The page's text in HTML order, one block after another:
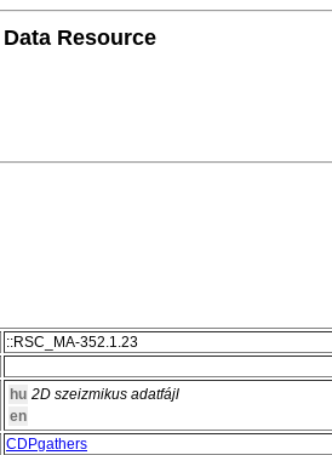
Data Resource
::RSC_MA-352.1.23
hu 2D szeizmikus adatfájl
en
CDPgathers